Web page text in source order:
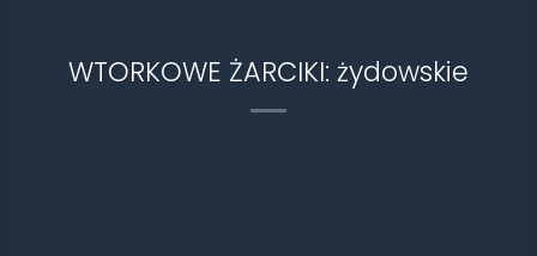
WTORKOWE ŻARCIKI: żydowskie